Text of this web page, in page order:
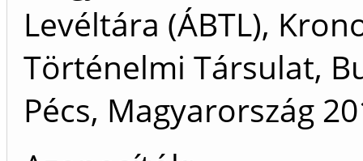
Levéltára (ÁBTL),
Történelmi Társulat,
Pécs, Magyarország